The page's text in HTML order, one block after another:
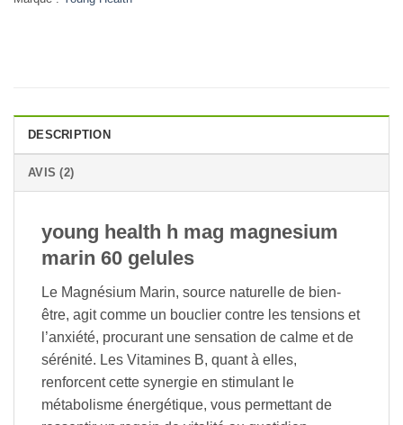
DESCRIPTION
AVIS (2)
young health h mag magnesium
marin 60 gelules
Le Magnésium Marin, source naturelle de bien-
être, agit comme un bouclier contre les tensions et
l’anxiété, procurant une sensation de calme et de
sérénité. Les Vitamines B, quant à elles,
renforcent cette synergie en stimulant le
métabolisme énergétique, vous permettant de